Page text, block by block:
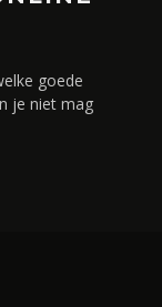
goede
je niet mag